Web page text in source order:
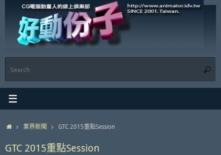
content
Home業界新聞 GTC 2015重點Session
GTC 2015重點Session